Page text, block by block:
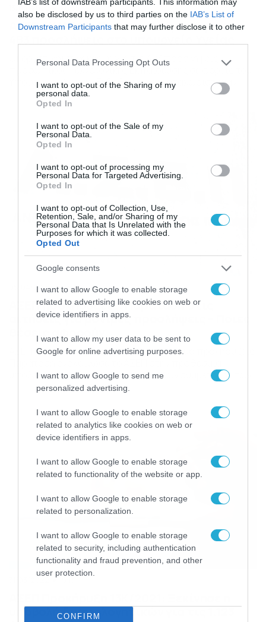
also be disclosed by us to third parties on the IAB’s List of
Downstream Participants that may further disclose it to other
Please note that this website/app uses one or more Google
not limited to your visit or usage behaviour. You may click to
grant or deny consent to Google and its third-party tags to
use your data for below specified purposes in below Google
consent section.
Personal Data Processing Opt Outs
I want to opt-out of the Sharing of my
personal data.
Opted In
I want to opt-out of the Sale of my
Personal Data.
Opted In
I want to opt-out of processing my
Personal Data for Targeted Advertising.
Opted In
I want to opt-out of Collection, Use,
Retention, Sale, and/or Sharing of my
Personal Data that Is Unrelated with the
Purposes for which it was collected.
Opted Out
Google consents
I want to allow Google to enable storage
related to advertising like cookies on web or
device identifiers in apps.
I want to allow my user data to be sent to
Google for online advertising purposes.
I want to allow Google to send me
personalized advertising.
I want to allow Google to enable storage
related to analytics like cookies on web or
device identifiers in apps.
I want to allow Google to enable storage
related to functionality of the website or app.
I want to allow Google to enable storage
related to personalization.
I want to allow Google to enable storage
related to security, including authentication
functionality and fraud prevention, and other
user protection.
CONFIRM
13/04/2022 20:35
ΑΣΕΠ 6Κ/2020: Τα αποτελέσματα για τις
Οι οριστικοί πίνακες με για τις 483 προσλήψεις
προσωπικού Τεχνολογικής Εκπαίδευσης σε φορείς του
Υπουργείου Υγείας. Εκδόθηκαν και καταχωρίστηκαν
στην ιστοσελίδα του ΑΣΕΠ τα οριστικά αποτελέσματα
της Προκήρυξης 6Κ/2020 (ΦΕΚ 28/6-8-2020 Τεύχος
προτεραιότητας, μεταξύ άλλων, τετρακοσίων ογδόντα
τριών (483) θέσεων τακτικού προσωπικού
Τεχνολογικής Εκπαίδευσης σε φορείς του Υπουργείου
05/04/2022 12:08
ΑΣΕΠ προκηρύξεις: Παράταση στις
αιτήσεις για μόνιμες προσλήψεις – Ποιες
θέσεις αφορούν
ΑΣΕΠ: Παράταση στις προθεσμίες για δύο προκηρύξεις
υποβολής των ηλεκτρονικών αιτήσεων συμμετοχής των
υποψηφίων στην Προκήρυξη 1Γ/2022 (Φ.Ε.Κ. 9/25.2.2022/
προσωπικού Πανεπιστημιακής, Τεχνολογικής και
Δευτεροβάθμιας Εκπαίδευσης με γραπτό διαγωνισμό
στην Ανεξάρτητη Αρχή Δημοσίων Εσόδων (Α.Α.Δ.Ε.). Θα
λήξει στις 16:00 της Τρίτης 5 Απριλίου. […]
υποβολή δικαιολογητικών για τις 1.123